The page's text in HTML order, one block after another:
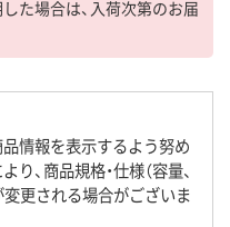
た場合は、入荷次第のお届
情報を表示するよう努め
、商品規格・仕様（容量、
変更される場合がございま